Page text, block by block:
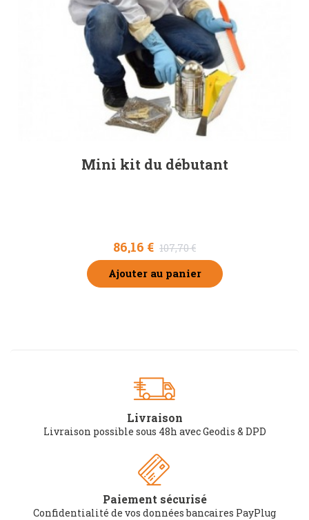
Mini kit du débutant
86,16 € 107,70 €
Ajouter au panier
Livraison
Livraison possible sous 48h avec Geodis & DPD
Paiement sécurisé
Confidentialité de vos données bancaires PayPlug